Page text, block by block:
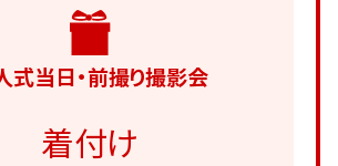
式当日・前撮り撮影会
着付け